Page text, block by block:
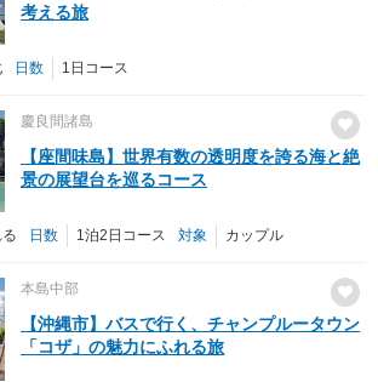
考える旅
日数 1日コース
慶良間諸島
【座間味島】世界有数の透明度を誇る海と絶
景の展望台を巡るコース
日数 1泊2日コース 対象 カップル
本島中部
【沖縄市】バスで行く、チャンプルータウン
「コザ」の魅力にふれる旅